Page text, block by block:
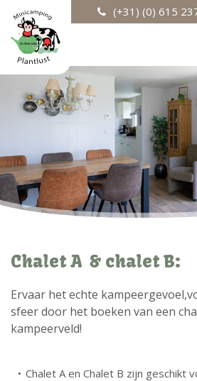
(+31) (0) 615
Chalet A & chalet B:
Ervaar het echte
sfeer door het boeken van een
kampeerveld!
Chalet A en Chalet B zijn geschikt